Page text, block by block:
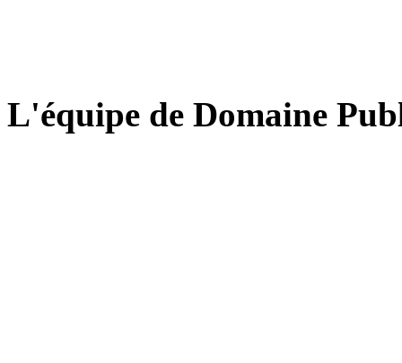
L'équipe de Domaine